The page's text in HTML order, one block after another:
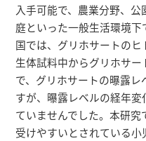
入手可能で、農業分野、
庭といった一般生活環境
国では、グリホサートのヒ
生体試料中からグリホサ
で、グリホサートの曝露
すが、曝露レベルの経年
ていませんでした。本研
受けやすいとされている